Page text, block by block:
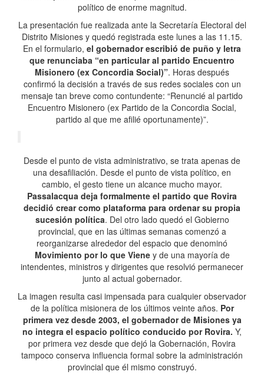
político de enorme magnitud.
La presentación fue realizada ante la Secretaría Electoral del
Distrito Misiones y quedó registrada este lunes a las 11.15.
En el formulario, el gobernador escribió de puño y letra
que renunciaba “en particular al partido Encuentro
Misionero (ex Concordia Social)”. Horas después
confirmó la decisión a través de sus redes sociales con un
mensaje tan breve como contundente: “Renuncié al partido
Encuentro Misionero (ex Partido de la Concordia Social,
partido al que me afilié oportunamente)”.
Desde el punto de vista administrativo, se trata apenas de
una desafiliación. Desde el punto de vista político, en
cambio, el gesto tiene un alcance mucho mayor.
Passalacqua deja formalmente el partido que Rovira
decidió crear como plataforma para ordenar su propia
sucesión política. Del otro lado quedó el Gobierno
provincial, que en las últimas semanas comenzó a
reorganizarse alrededor del espacio que denominó
Movimiento por lo que Vieney de una mayoría de
intendentes, ministros y dirigentes que resolvió permanecer
junto al actual gobernador.
La imagen resulta casi impensada para cualquier observador
de la política misionera de los últimos veinte años. Por
primera vez desde 2003, el gobernador de Misiones ya
no integra el espacio político conducido por Rovira. Y,
por primera vez desde que dejó la Gobernación, Rovira
tampoco conserva influencia formal sobre la administración
provincial que él mismo construyó.